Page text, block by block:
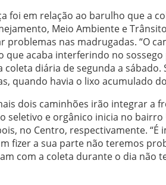
foi em relação ao barulho que a
Meio Ambiente e
problemas nas madrugadas. “O
acaba interferindo no
coleta diária de segunda a
quando havia o lixo acumulado
dois caminhões irão integrar a
seletivo e orgânico inicia no bairro
no Centro, respectivamente.
fizer a sua parte não teremos
com a coleta durante o dia não